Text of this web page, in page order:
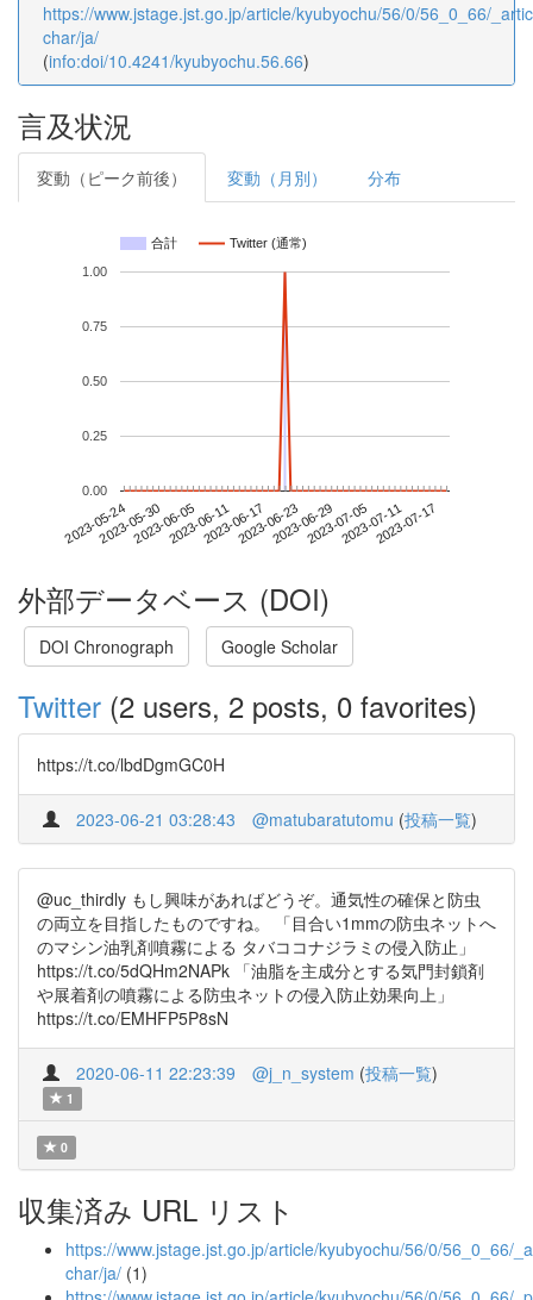
https://www.jstage.jst.go.jp/article/kyubyochu/56/0/56_0_66/
char/ja/
(info:doi/10.4241/kyubyochu.56.66)
言及状況
変動（ピーク前後） 変動（月別） 分布
合計 Twitter (通常)
2023-05-242023-05-302023-06-052023-06-112023-06-172023-06-232023-06-292023-07-052023-07-112023-07-17
0.00
0.25
0.50
0.75
1.00
外部データベース (DOI)
DOI Chronograph Google Scholar
Twitter (2 users, 2 posts, 0 favorites)
https://t.co/lbdDgmGC0H
2023-06-21 03:28:43 @matubaratutomu (投稿一覧)
@uc_thirdly もし興味があればどうぞ。通気性の確保と防虫
の両立を目指したものですね。 「目合い1mmの防虫ネットへ
のマシン油乳剤噴霧による タバココナジラミの侵入防止」
https://t.co/5dQHm2NAPk 「油脂を主成分とする気門封鎖剤
や展着剤の噴霧による防虫ネットの侵入防止効果向上」
https://t.co/EMHFP5P8sN
2020-06-11 22:23:39 @j_n_system (投稿一覧)
1
0
収集済み URL リスト
https://www.jstage.jst.go.jp/article/kyubyochu/56/0/56_0_66/
char/ja/ (1)